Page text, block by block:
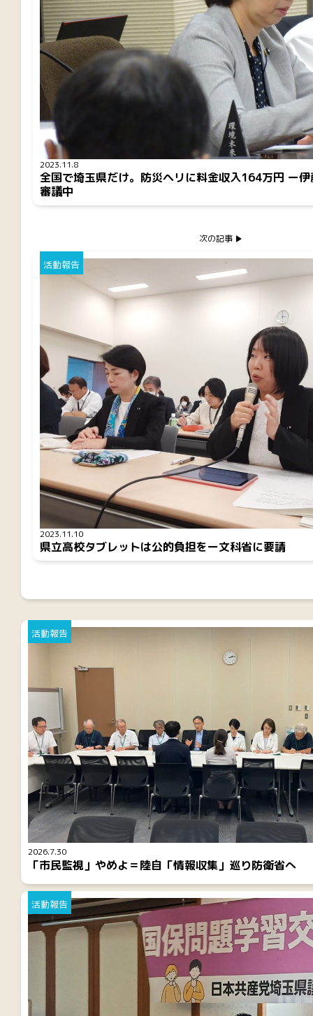
2023.11.8
全国で埼玉県だけ。防災ヘリに料金収入164万円 ー
審議中
2023.11.10
活動報告
県立高校タブレットは公的負担をー文科省に要請
次の記事
2026.7.30
活動報告
「市民監視」やめよ＝陸自「情報収集」巡り防衛省へ
活動報告